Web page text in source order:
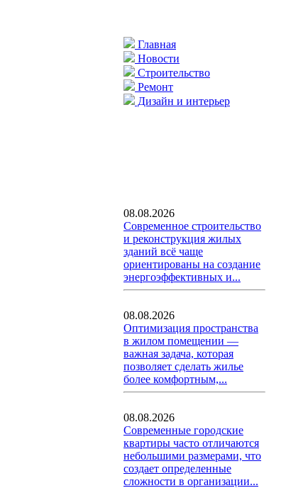
Главная
Новости
Строительство
Ремонт
Дизайн и интерьер
08.08.2026
Современное строительство
и реконструкция жилых
зданий всё чаще
ориентированы на создание
энергоэффективных и...
08.08.2026
Оптимизация пространства
в жилом помещении —
важная задача, которая
позволяет сделать жилье
более комфортным,...
08.08.2026
Современные городские
квартиры часто отличаются
небольшими размерами, что
создает определенные
сложности в организации...